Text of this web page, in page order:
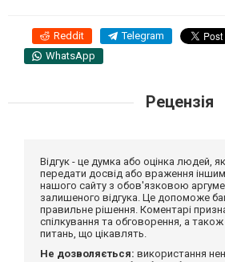
Reddit Telegram
WhatsApp
Рецензія
Відгук - це думка або оцінка людей,
передати досвід або враження
нашого сайту з обов'язковою
залишеного відгука. Це допоможе
правильне рішення. Коментарі
спілкування та обговорення, а
питань, що цікавлять.
Не дозволяється: використання